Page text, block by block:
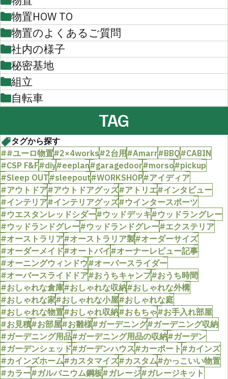
物置HOW TO
物置のよくあるご質問
社内の様子
秘密基地
組立
自転車
TAG
タグから探す
##ユーロ物置#2×4works#2台用#Amarr#BBQ#CABIN
#CSP F&F#diy#eeplan#garagedoor#morso#pickup
#Sleep OUT#sleepout#WORKSHOP#アイディア
#アウトドア#アウトドアグッズ#アトリエ#インタビュー
#インテリア#インテリアグッズ#ウインタースポーツ
#ウエスタンレッドシダー#ウッドデッキ#ウッドラングレー
#ウッドランドグレー#ウッドランドグレー#エクステリア
#オーストラリア#オーストラリア製#オーダーサイズ
#オーダーメイド#オートバイ#オーナーレビュー記事
#オーニングウィンドウ#オーバースライダー
#オーバースライドドア#おうちキャンプ#おうち時間
#おしゃれな倉庫#おしゃれな収納#おしゃれな外構
#おしゃれな家#おしゃれな小屋#おしゃれな庭
#おしゃれな物置#おしゃれ収納#おもちゃ#お手入れ部屋
#お見積#お部屋#お雛様#ガーデニング#ガーデニング収納
#ガーデニング用品#ガーデニング用品の収納#ガーデン
#ガーデンシェッド#ガーデンハウス#カーポート#カインズ
#カインズホーム#カスタマイズ#カスタム#かっこいい物置
#カラー#ガルバニウム鋼板#ガレージ#ガレージキット